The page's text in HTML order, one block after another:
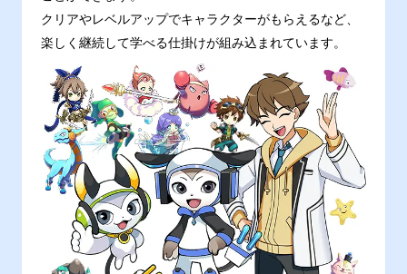
クリアやレベルアップでキャラクターがもらえるなど、
楽しく継続して学べる仕掛けが組み込まれています。